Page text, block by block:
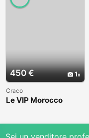
450 € 1
Craco
Le VIP Morocco